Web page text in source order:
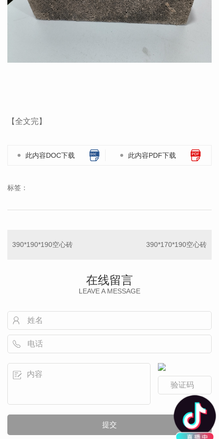
【全文完】
此内容DOC下载 此内容PDF下载
标签：
390*190*190空心砖 390*170*190空心砖
在线留言
LEAVE A MESSAGE